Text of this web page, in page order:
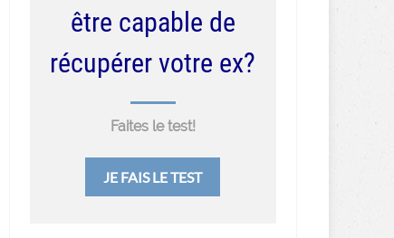
être capable de
récupérer votre ex?
Faites le test!
JE FAIS LE TEST